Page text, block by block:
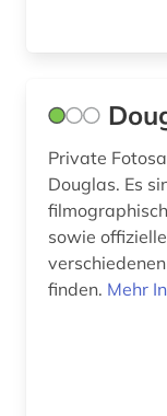
biologie (1)
bolivien (1)
Private
Douglas. Es
sowie
finden. Mehr